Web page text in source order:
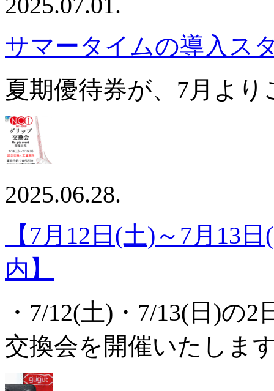
サマータイムの導入ス
夏期優待券が、7月よ
2025.06.28.
【7月12日(土)～7月13
内】
・7/12(土)・7/13(日)の
交換会を開催いたしま